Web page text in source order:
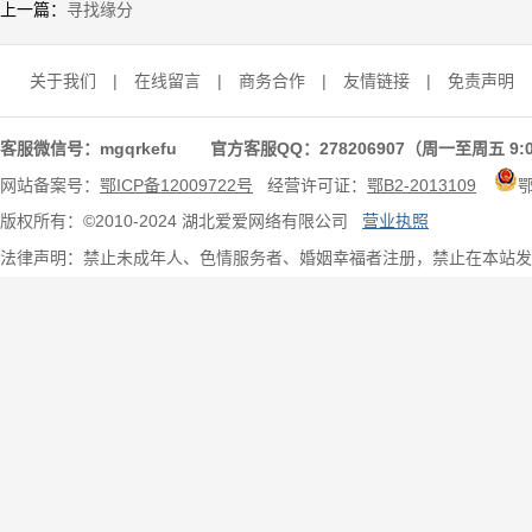
上一篇： 寻找缘分
关于我们 | 在线留言 | 商务合作 | 友情链接 | 免责声明
客服微信号：mgqrkefu 官方客服QQ：278206907（周一至周五
网站备案号： 鄂ICP备12009722号 经营许可证： 鄂B2-2013109
版权所有：©2010-2024 湖北爱爱网络有限公司 营业执照
法律声明：禁止未成年人、色情服务者、婚姻幸福者注册，禁止在本站